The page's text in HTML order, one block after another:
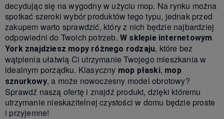
decydując się na wygodny w użyciu mop. Na rynku można
spotkać szeroki wybór produktów tego typu, jednak przed
zakupem warto sprawdzić, który z nich będzie najbardziej
odpowiedni do Twoich potrzeb. W sklepie internetowym
York znajdziesz mopy różnego rodzaju, które bez
wątpienia ułatwią Ci utrzymanie Twojego mieszkania w
idealnym porządku. Klasyczny mop płaski, mop
sznurkowy, a może nowoczesny model obrotowy?
Sprawdź naszą ofertę i znajdź produkt, dzięki któremu
utrzymanie nieskazitelnej czystości w domu będzie proste
i przyjemne!